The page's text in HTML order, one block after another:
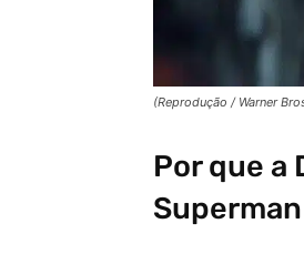
(Reprodução / Warner
Por que a